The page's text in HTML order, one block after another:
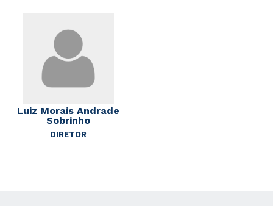
Luiz Morais Andrade
Sobrinho
DIRETOR